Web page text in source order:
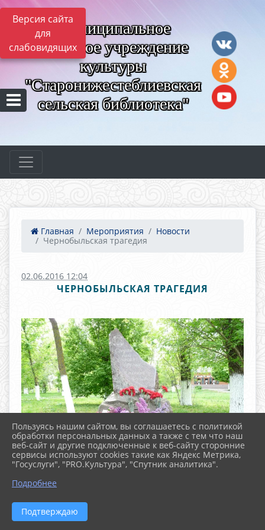
Версия сайта
для
слабовидящих
Муниципальное
казённое учреждение
культуры
"Старонижестеблиевская
сельская библиотека"
Главная Мероприятия
Новости
Чернобыльская трагедия
02.06.2016 12:04
ЧЕРНОБЫЛЬСКАЯ ТРАГЕДИЯ
Пользуясь нашим сайтом, вы соглашаетесь с политикой
обработки персональных данных а также с тем что наш
веб-сайт и другие подключенные к веб-сайту сторонние
сервисы используют cookies такие как Яндекс Метрика,
"Госуслуги", "PRO.Культура", "Спутник аналитика".
Подробнее
Подтверждаю